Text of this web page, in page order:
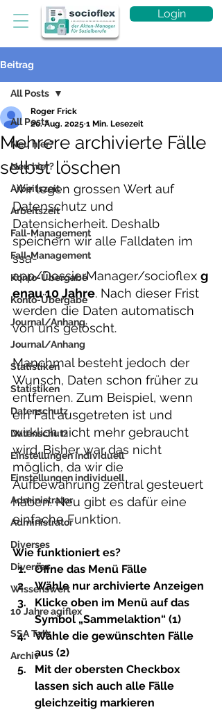
Login
Beitrag
All Posts
Neu hier?
Neu hier?
Arbeitszeit
Arbeitszeit
Fall-Management
Fall-Management
Konto-Übergabe
Konto-Übergabe
Journal/Anhang
Journal/Anhang
Statistiken
Statistiken
Datenschutz
Datenschutz
Einstellungen individuell
Einstellungen individuell
Administrator
Administrator
Diverses
Diverses
Wissenswert
10 Jahre agiflex
SSA Talk
Archiv
All Posts
Mehrere archivierte Fälle
selbst löschen
Roger Frick
20. Aug. 2025 1 Min. Lesezeit
Wir legen grossen Wert auf
Datenschutz und
Datensicherheit. Deshalb
speichern wir alle Falldaten im
ssa-
app/DossierManager/socioflex g
enau 10 Jahre. Nach dieser Frist
werden die Daten automatisch
von uns gelöscht.
Manchmal besteht jedoch der
Wunsch, Daten schon früher zu
entfernen. Zum Beispiel, wenn
ein Fall ausgetreten ist und
wirklich nicht mehr gebraucht
wird. Bisher war das nicht
möglich, da wir die
Aufbewahrung zentral gesteuert
haben. Neu gibt es dafür eine
einfache Funktion.
Wie funktioniert es?
Öffne das Menü Fälle
Wähle nur archivierte Anzeigen
Klicke oben im Menü auf das
Symbol „Sammelaktion“ (1)
Wähle die gewünschten Fälle
aus (2)
Mit der obersten Checkbox
lassen sich auch alle Fälle
gleichzeitig markieren